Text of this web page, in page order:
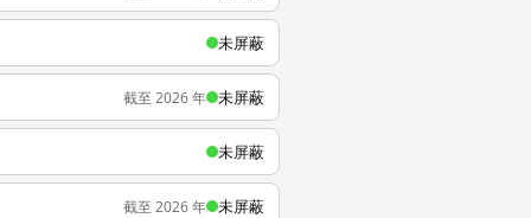
未屏蔽
截至 2026 年 未屏蔽
未屏蔽
截至 2026 年 未屏蔽